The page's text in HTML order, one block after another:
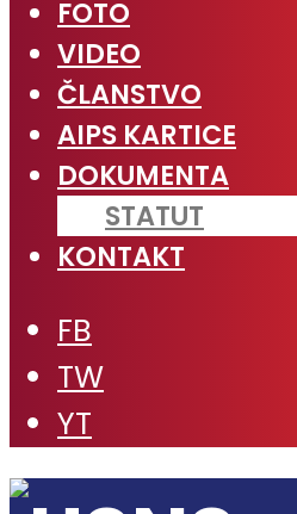
FOTO
VIDEO
ČLANSTVO
AIPS KARTICE
DOKUMENTA
STATUT
KONTAKT
FB
TW
YT